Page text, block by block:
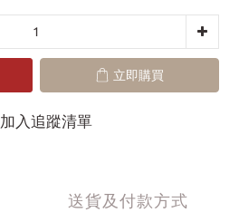
立即購買
加入追蹤清單
送貨及付款方式